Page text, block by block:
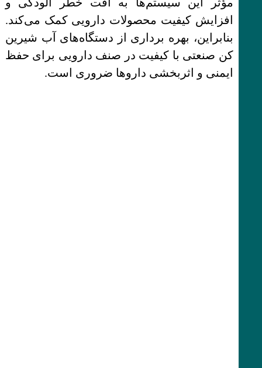
افزایش کیفیت محصولات دارویی کمک می‌کند.
بنابراین، بهره برداری از دستگاه‌های آب شیرین
کن صنعتی با کیفیت در صنف دارویی برای حفظ
ایمنی و اثربخشی داروها ضروری است.